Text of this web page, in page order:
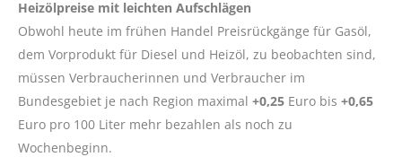
Heizölpreise mit leichten Aufschlägen
Obwohl heute im frühen Handel Preisrückgänge für Gasöl,
dem Vorprodukt für Diesel und Heizöl, zu beobachten sind,
müssen Verbraucherinnen und Verbraucher im
Bundesgebiet je nach Region maximal +0,25 Euro bis +0,65
Euro pro 100 Liter mehr bezahlen als noch zu
Wochenbeginn.